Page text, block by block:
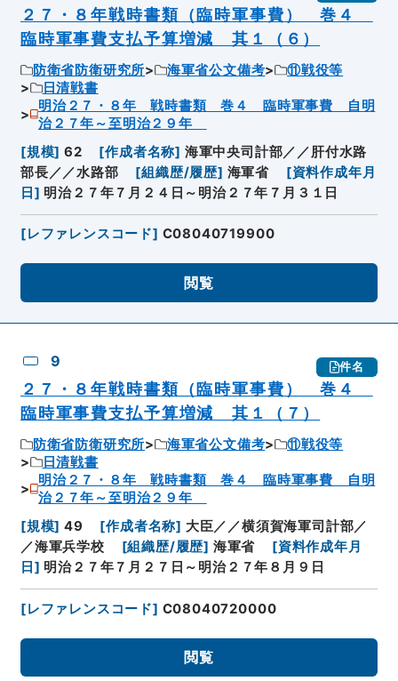
２７・８年戦時書類（臨時軍事費） 巻４
臨時軍事費支払予算増減 其１（６）
防衛省防衛研究所 海軍省公文備考
⑪戦役等
日清戦書
明治２７・８年 戦時書類 巻４ 臨時軍事費 自明
治２７年～至明治２９年
[規模] 62 [作成者名称] 海軍中央司計部／／肝付水路
部長／／水路部
[組織歴/履歴] 海軍省 [資料作成年月
日 ] 明治２７年７月２４日～明治２７年７月３１日
[レファレンスコード] C08040719900
閲覧
9 件名
２７・８年戦時書類（臨時軍事費） 巻４
臨時軍事費支払予算増減 其１（７）
防衛省防衛研究所 海軍省公文備考
⑪戦役等
日清戦書
明治２７・８年 戦時書類 巻４ 臨時軍事費 自明
治２７年～至明治２９年
[規模] 49 [作成者名称] 大臣／／横須賀海軍司計部／
／海軍兵学校
[組織歴/履歴] 海軍省 [資料作成年月
日 ] 明治２７年７月２７日～明治２７年８月９日
[レファレンスコード] C08040720000
閲覧